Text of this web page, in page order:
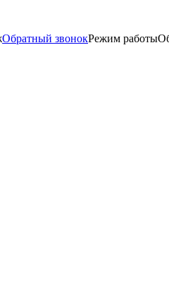
Обратный звонокРежим работы